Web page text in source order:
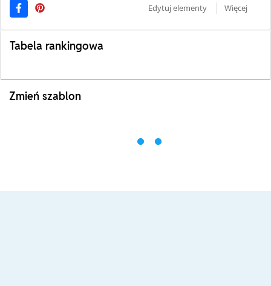
Edytuj elementy
Więcej
Tabela rankingowa
Zmień szablon